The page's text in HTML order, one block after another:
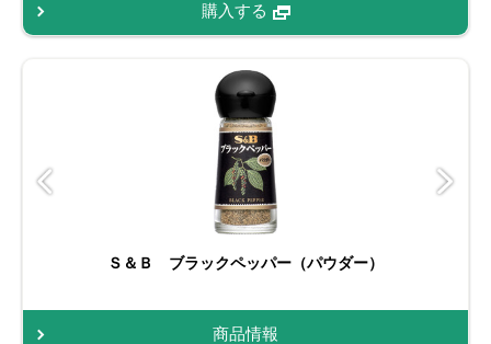
購入する
Ｓ＆Ｂ ブラックペッパー（パウダー）
商品情報